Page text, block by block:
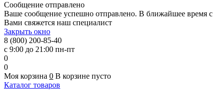
Сообщение отправлено
Ваше сообщение успешно отправлено. В ближайшее время с
Вами свяжется наш специалист
Закрыть окно
8 (800) 200-85-40
с 9:00 до 21:00 пн-пт
0
0
Моя корзина 0 В корзине пусто
Каталог товаров